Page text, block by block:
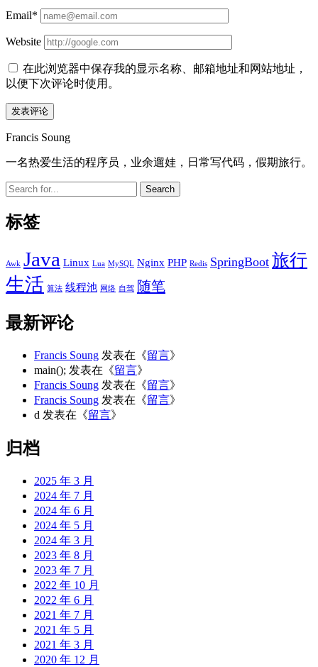
Email*
Website
在此浏览器中保存我的显示名称、邮箱地址和网站地址，
以便下次评论时使用。
Sidebar
Francis Soung
一名热爱生活的程序员，业余遛娃，日常写代码，假期旅行。
Search
标签
Awk Java Linux Lua MySQL Nginx PHP Redis SpringBoot 旅行
生活 算法 线程池 网络 自驾 随笔
最新评论
Francis Soung 发表在《留言》
main(); 发表在《留言》
Francis Soung 发表在《留言》
Francis Soung 发表在《留言》
d 发表在《留言》
归档
2025 年 3 月
2024 年 7 月
2024 年 6 月
2024 年 5 月
2024 年 3 月
2023 年 8 月
2023 年 7 月
2022 年 10 月
2022 年 6 月
2021 年 7 月
2021 年 5 月
2021 年 3 月
2020 年 12 月